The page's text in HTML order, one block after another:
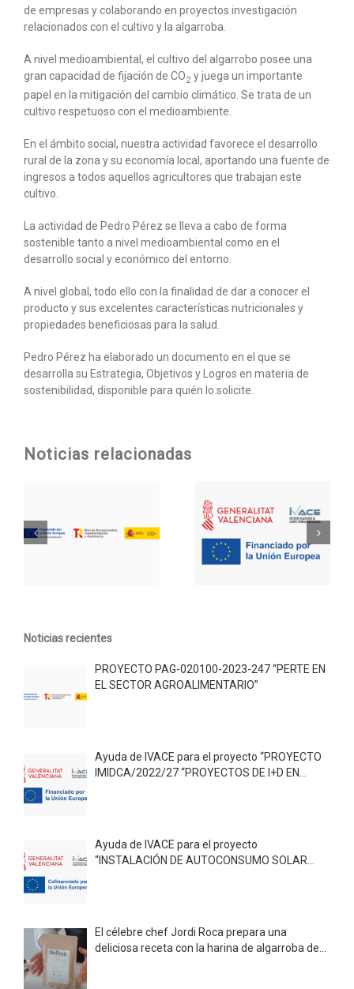
de empresas y colaborando en proyectos investigación
relacionados con el cultivo y la algarroba.
A nivel medioambiental, el cultivo del algarrobo posee una
gran capacidad de fijación de CO2 y juega un importante
papel en la mitigación del cambio climático. Se trata de un
cultivo respetuoso con el medioambiente.
En el ámbito social, nuestra actividad favorece el desarrollo
rural de la zona y su economía local, aportando una fuente de
ingresos a todos aquellos agricultores que trabajan este
cultivo.
La actividad de Pedro Pérez se lleva a cabo de forma
sostenible tanto a nivel medioambiental como en el
desarrollo social y económico del entorno.
A nivel global, todo ello con la finalidad de dar a conocer el
producto y sus excelentes características nutricionales y
propiedades beneficiosas para la salud.
Pedro Pérez ha elaborado un documento en el que se
desarrolla su Estrategia, Objetivos y Logros en materia de
sostenibilidad, disponible para quién lo solicite.
Noticias relacionadas
Noticias recientes
PROYECTO PAG-020100-2023-247 “PERTE EN
EL SECTOR AGROALIMENTARIO”
Ayuda de IVACE para el proyecto “PROYECTO
IMIDCA/2022/27 “PROYECTOS DE I+D EN
Ayuda de IVACE para el proyecto
“INSTALACIÓN DE AUTOCONSUMO SOLAR
El célebre chef Jordi Roca prepara una
deliciosa receta con la harina de algarroba de